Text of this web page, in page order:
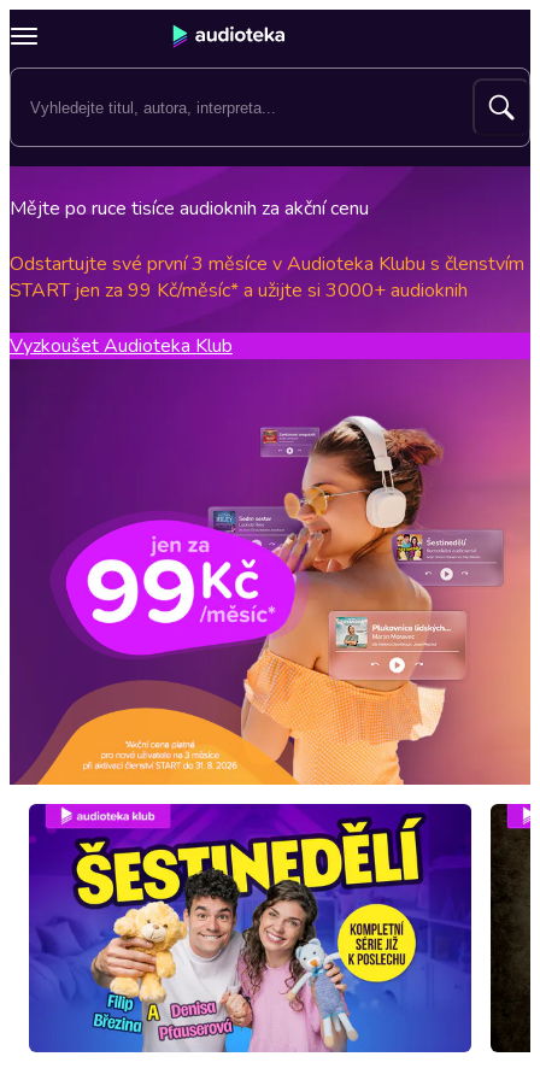
Mějte po ruce tisíce audioknih za akční cenu
Odstartujte své první 3 měsíce v Audioteka Klubu s členstvím
START jen za 99 Kč/měsíc* a užijte si 3000+ audioknih
Vyzkoušet Audioteka Klub